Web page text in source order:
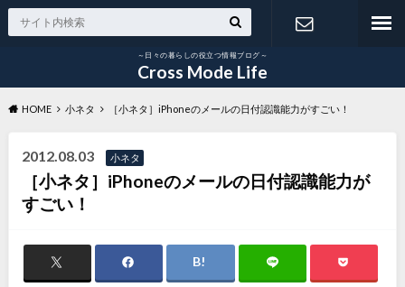
～日々の暮らしの役立つ情報ブログ～
Cross Mode Life
せ
HOME 小ネタ ［小ネタ］iPhoneのメールの日付認識能力がすごい！
2012.08.03 小ネタ
［小ネタ］iPhoneのメールの日付認識能力が
すごい！